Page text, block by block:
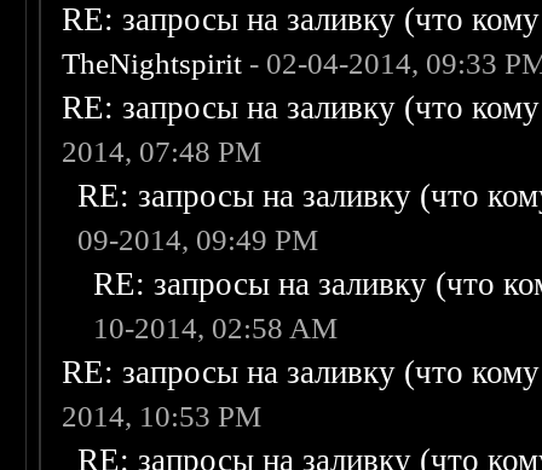
RE: запросы на заливку (что
TheNightspirit - 02-04-2014, 09:33
RE: запросы на заливку (что
2014, 07:48 PM
RE: запросы на заливку (что
09-2014, 09:49 PM
RE: запросы на заливку (что
10-2014, 02:58 AM
RE: запросы на заливку (что
2014, 10:53 PM
RE: запросы на заливку (что